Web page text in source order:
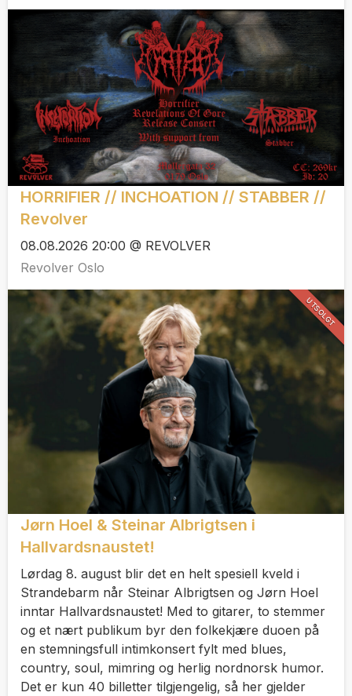
HORRIFIER // INCHOATION // STABBER //
Revolver
08.08.2026 20:00 @ REVOLVER
Revolver Oslo
Jørn Hoel & Steinar Albrigtsen i
Hallvardsnaustet!
Lørdag 8. august blir det en helt spesiell kveld i
Strandebarm når Steinar Albrigtsen og Jørn Hoel
inntar Hallvardsnaustet! Med to gitarer, to stemmer
og et nært publikum byr den folkekjære duoen på
en stemningsfull intimkonsert fylt med blues,
country, soul, mimring og herlig nordnorsk humor.
Det er kun 40 billetter tilgjengelig, så her gjelder
UTSOLGT